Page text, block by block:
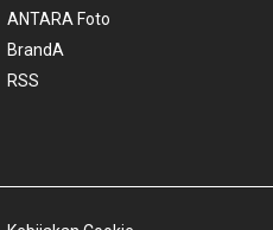
ANTARA Foto
BrandA
RSS